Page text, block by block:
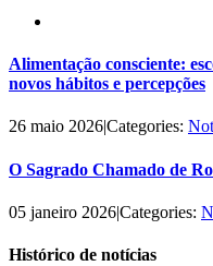
Alimentação consciente:
novos hábitos e percepções
26 maio 2026|Categories:
O Sagrado Chamado de
05 janeiro 2026|Categories:
Histórico de notícias